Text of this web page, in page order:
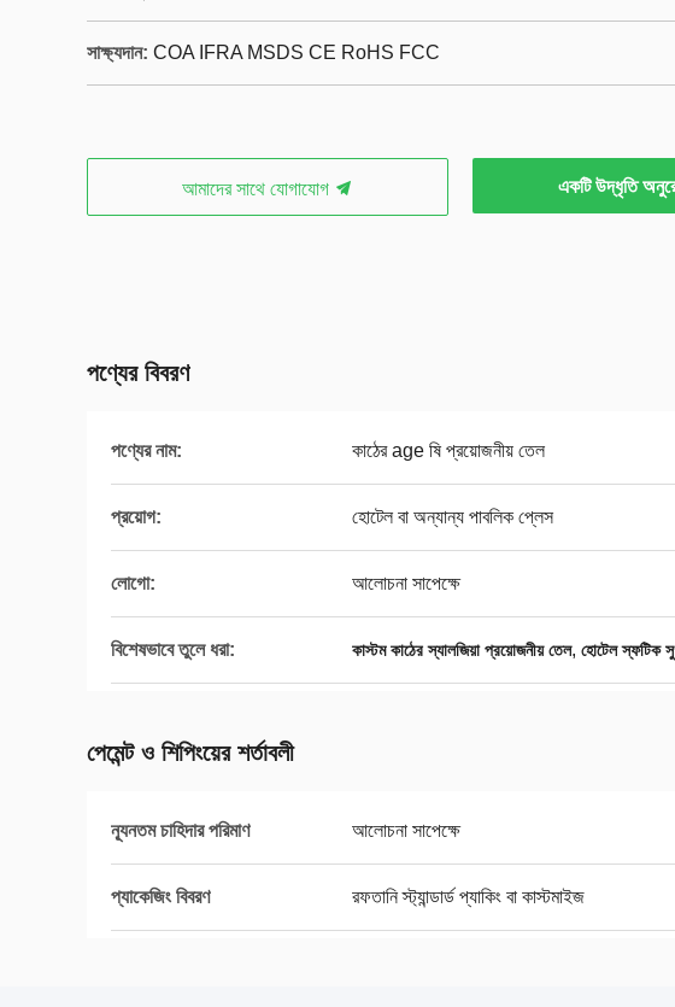
সাক্ষ্যদান: COA IFRA MSDS CE RoHS FCC
আমাদের সাথে যোগাযোগ একটি উদ্ধৃতি
পণ্যের বিবরণ
পণ্যের নাম: কাঠের age ষি প্রয়োজনীয় তেল
প্রয়োগ: হোটেল বা অন্যান্য পাবলিক প্লেস
লোগো: আলোচনা সাপেক্ষে
বিশেষভাবে তুলে ধরা: কাস্টম কাঠের স্যালজিয়া প্রয়োজনীয় তেল, হোটেল স্ফটিক
পেমেন্ট ও শিপিংয়ের শর্তাবলী
ন্যূনতম চাহিদার পরিমাণ আলোচনা সাপেক্ষে
প্যাকেজিং বিবরণ রফতানি স্ট্যান্ডার্ড প্যাকিং বা কাস্টমাইজ